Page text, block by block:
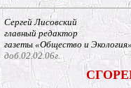
Сергей Лисовский
главный редактор
газеты «Общество и
доб.02.02.06г.